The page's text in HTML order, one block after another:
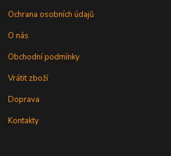
Ochrana osobních údajů
O nás
Obchodní podmínky
Vrátit zboží
Doprava
Kontakty